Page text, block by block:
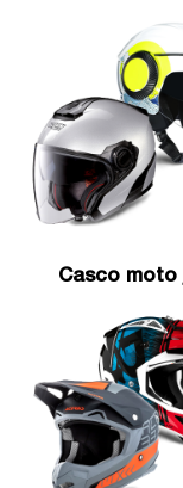
Casco moto